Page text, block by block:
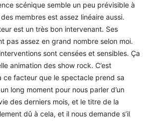
scénique semble un peu prévisible à
des membres est assez linéaire aussi.
est un très bon intervenant. Ses
pas assez en grand nombre selon moi.
sont censées et sensibles. Ça
animation des show rock. C’est
ce facteur que le spectacle prend sa
long moment pour nous parler d’un
des derniers mois, et le titre de la
dû à cela, et il nous demande s’il